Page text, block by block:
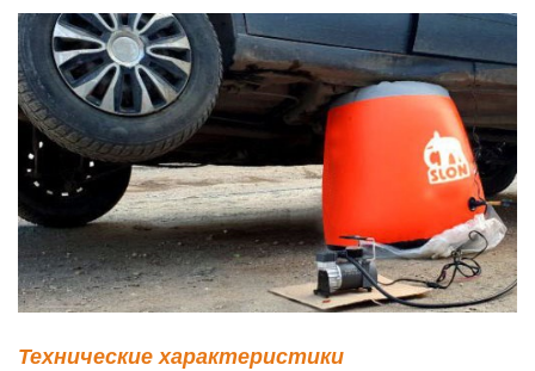
Технические характеристики